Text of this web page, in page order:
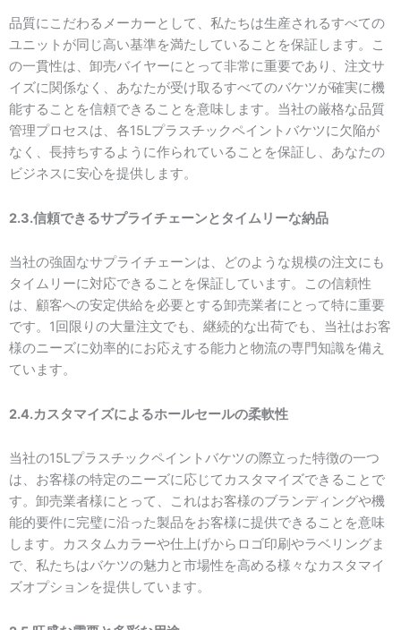
品質にこだわるメーカーとして、私たちは生産されるすべての
ユニットが同じ高い基準を満たしていることを保証します。こ
の一貫性は、卸売バイヤーにとって非常に重要であり、注文サ
イズに関係なく、あなたが受け取るすべてのバケツが確実に機
能することを信頼できることを意味します。当社の厳格な品質
管理プロセスは、各15Lプラスチックペイントバケツに欠陥が
なく、長持ちするように作られていることを保証し、あなたの
ビジネスに安心を提供します。
2.3.信頼できるサプライチェーンとタイムリーな納品
当社の強固なサプライチェーンは、どのような規模の注文にも
タイムリーに対応できることを保証しています。この信頼性
は、顧客への安定供給を必要とする卸売業者にとって特に重要
です。1回限りの大量注文でも、継続的な出荷でも、当社はお客
様のニーズに効率的にお応えする能力と物流の専門知識を備え
ています。
2.4.カスタマイズによるホールセールの柔軟性
当社の15Lプラスチックペイントバケツの際立った特徴の一つ
は、お客様の特定のニーズに応じてカスタマイズできることで
す。卸売業者様にとって、これはお客様のブランディングや機
能的要件に完璧に沿った製品をお客様に提供できることを意味
します。カスタムカラーや仕上げからロゴ印刷やラベリングま
で、私たちはバケツの魅力と市場性を高める様々なカスタマイ
ズオプションを提供しています。